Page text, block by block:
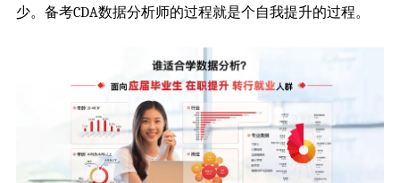
少。备考CDA数据分析师的过程就是个自我提升的过程。